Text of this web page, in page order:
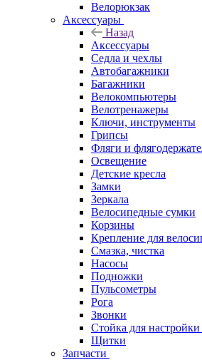
Велорюкзак
Аксессуары
Назад
Аксессуары
Седла и чехлы
Автобагажники
Багажники
Велокомпьютеры
Велотренажеры
Ключи, инструменты
Грипсы
Фляги и
Освещение
Детские кресла
Замки
Зеркала
Велосипедные сумки
Корзины
Крепление для
Смазка, чистка
Насосы
Подножки
Пульсометры
Рога
Звонки
Стойка для настройки
Щитки
Запчасти